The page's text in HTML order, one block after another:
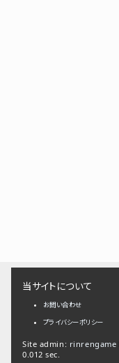
当サイトについて
お問い合わせ
プライバシーポリシー
Site admin: rinrengame
0.012 sec.